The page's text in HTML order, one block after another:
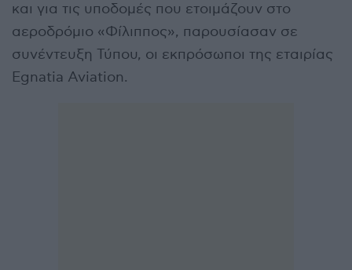
και για τις υποδομές που ετοιμάζουν στο
αεροδρόμιο «Φίλιππος», παρουσίασαν σε
συνέντευξη Τύπου, οι εκπρόσωποι της εταιρίας
Egnatia Aviation.